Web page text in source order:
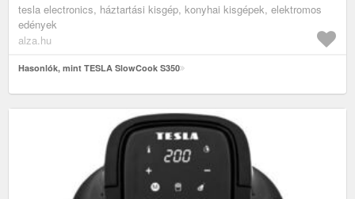
tesla electronics, háztartási kisgép, konyhai kisgépek, elektromos
edények
alza.hu
Hasonlók, mint TESLA SlowCook S350